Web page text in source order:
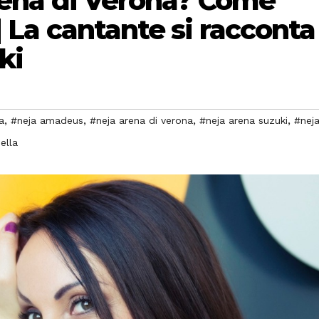
cantante si racconta
, #neja amadeus, #neja arena di verona, #neja arena suzuki, #neja